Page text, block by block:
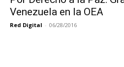
Venezuela en la OEA
Red Digital - 06/28/2016